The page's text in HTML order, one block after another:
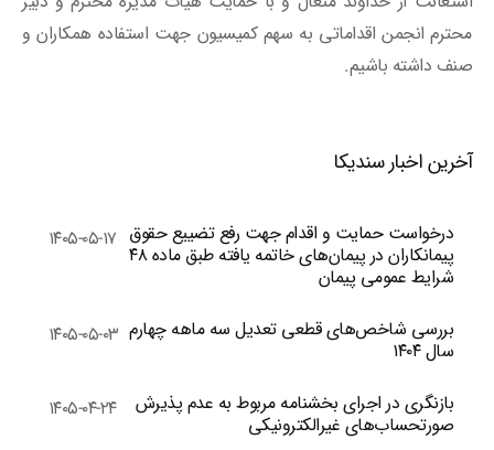
محترم انجمن اقداماتی به سهم کمیسیون جهت استفاده همکاران و
صنف داشته باشیم.
آخرین اخبار سندیکا
درخواست حمایت و اقدام جهت رفع تضییع حقوق
پیمانکاران در پیمان‌های خاتمه یافته طبق ماده ۴۸
شرایط عمومی پیمان
۱۴۰۵-۰۵-۱۷
بررسی شاخص‌های قطعی تعدیل سه ماهه چهارم
سال ۱۴۰۴
۱۴۰۵-۰۵-۰۳
بازنگری در اجرای بخشنامه مربوط به عدم پذیرش
صورتحساب‌های غیرالکترونیکی
۱۴۰۵-۰۴-۲۴